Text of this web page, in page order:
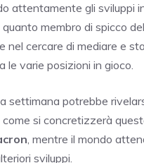
attentamente gli sviluppi
quanto membro di spicco
nel cercare di mediare e
le varie posizioni in gioco.
settimana potrebbe
come si concretizzerà
, mentre il mondo
sviluppi.